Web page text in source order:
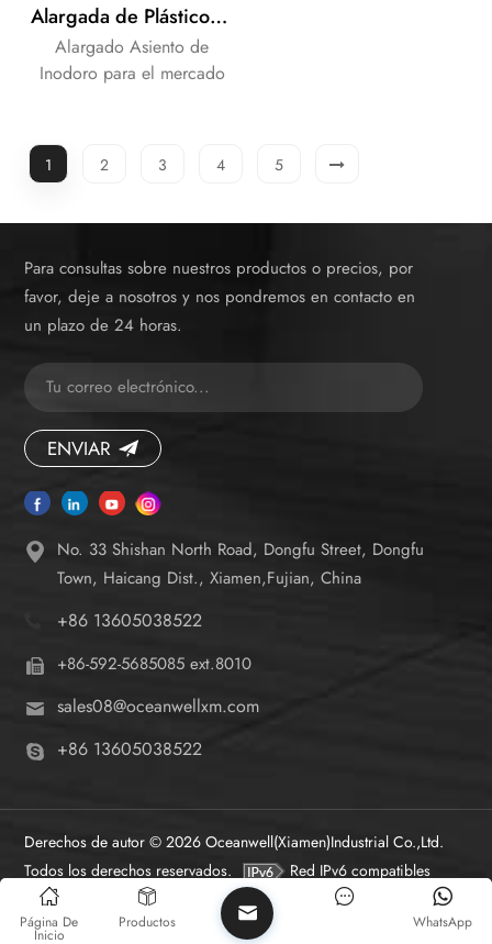
Alargada de Plástico de la Cubierta de Asiento de Inodoro con cierre suave de la bisagra y de liberación rápida de la función
Alargado Asiento de
Inodoro para el mercado
necesidades de los clientes.
1 2 3 4 5
Para consultas sobre nuestros productos o precios, por
favor, deje a nosotros y nos pondremos en contacto en
un plazo de 24 horas.
ENVIAR
No. 33 Shishan North Road, Dongfu Street, Dongfu
Town, Haicang Dist., Xiamen,Fujian, China
+86 13605038522
+86-592-5685085 ext.8010
sales08@oceanwellxm.com
+86 13605038522
Derechos de autor © 2026 Oceanwell(Xiamen)Industrial Co.,Ltd.
Todos los derechos reservados.
Red IPv6 compatibles
Página De
Inicio
Productos WhatsApp